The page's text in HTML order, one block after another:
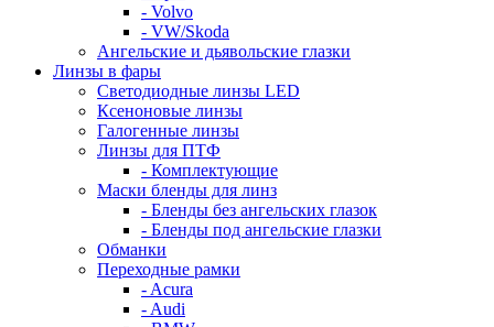
- Volvo
- VW/Skoda
Ангельские и дьявольские глазки
Линзы в фары
Светодиодные линзы LED
Ксеноновые линзы
Галогенные линзы
Линзы для ПТФ
- Комплектующие
Маски бленды для линз
- Бленды без ангельских глазок
- Бленды под ангельские глазки
Обманки
Переходные рамки
- Acura
- Audi